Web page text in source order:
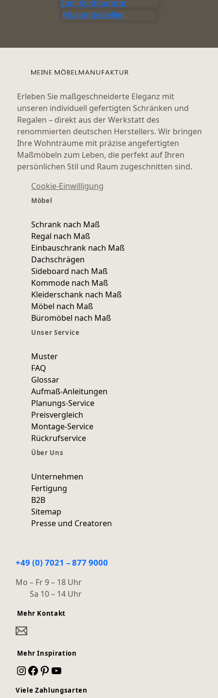
Zum Konfigurator
Muster bestellen
Erleben Sie maßgeschneiderte Eleganz mit
unseren individuell gefertigten Schränken und
Regalen – direkt aus der Werkstatt des
renommierten deutschen Herstellers. Wir bringen
Ihre Wohnträume mit präzise angefertigten
Maßmöbeln zum Leben, die perfekt auf Ihren
persönlichen Stil und Raum zugeschnitten sind.
Cookie-Einwilligung
Möbel
Schrank nach Maß
Regal nach Maß
Einbauschrank nach Maß
Dachschrägen
Sideboard nach Maß
Kommode nach Maß
Kleiderschank nach Maß
Möbel nach Maß
Büromöbel nach Maß
Unser Service
Muster
FAQ
Glossar
Aufmaß-Anleitungen
Planungs-Service
Preisvergleich
Montage-Service
Rückrufservice
Über Uns
Unternehmen
Fertigung
B2B
Sitemap
Presse und Creatoren
+49 (0) 7021 – 877 9000
Mo – Fr 9 – 18 Uhr
Sa 10 – 14 Uhr
Mehr Kontakt
Mehr Inspiration
InstagramFacebook Pinterest YouTube
Viele Zahlungsarten